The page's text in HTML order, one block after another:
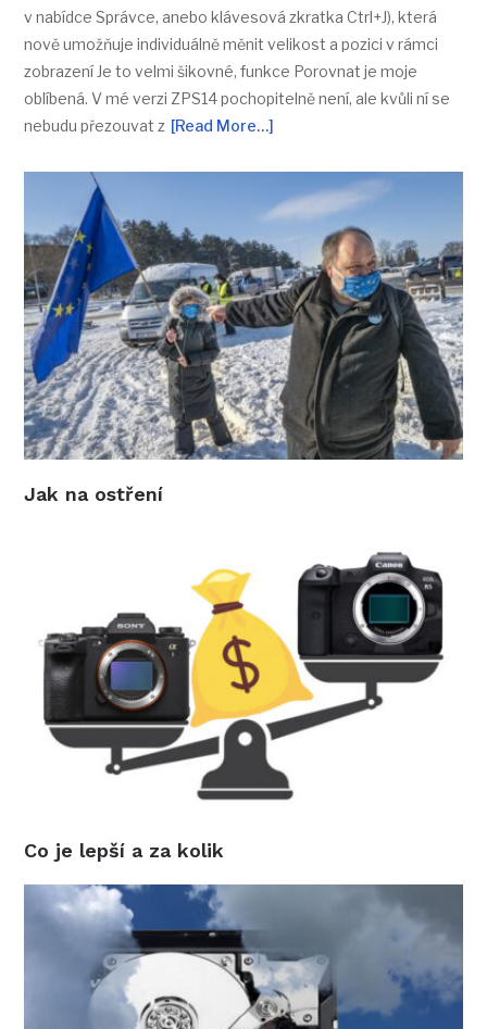
v nabídce Správce, anebo klávesová zkratka Ctrl+J), která
nově umožňuje individuálně měnit velikost a pozici v rámci
zobrazení Je to velmi šikovné, funkce Porovnat je moje
oblíbená. V mé verzi ZPS14 pochopitelně není, ale kvůli ní se
nebudu přezouvat z [Read More…]
Jak na ostření
Co je lepší a za kolik